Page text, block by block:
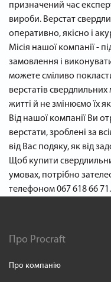
призначений час
вироби. Верстат
оперативно, якісно і
Місія нашої компанії -
замовлення і
можете сміливо
верстатів
житті й не змінюємо їх
Від нашої компанії Ви
верстати, зроблені за
від Вас подяку, як від
Щоб купити
умовах, потрібно
телефоном 067 618 66 71.
Про Procraft
Про компанію